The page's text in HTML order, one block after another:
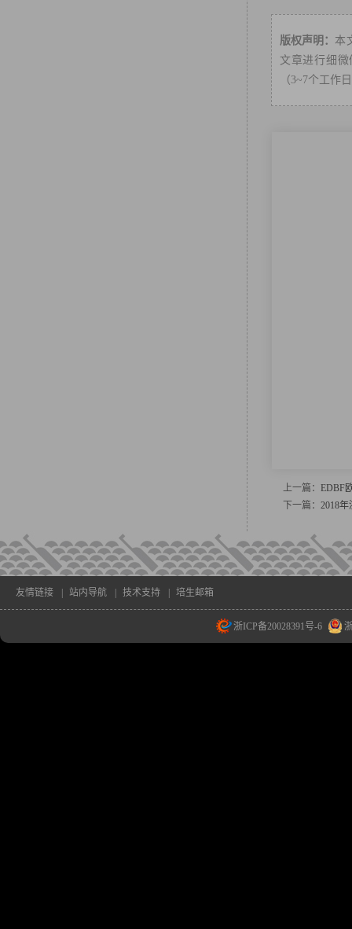
版权声明： 本
文章进行细微
（3~7个工作
上一篇： EDBF
下一篇： 2018
友情链接 站内导航 技术支持 培生邮箱
浙ICP备20028391号-6